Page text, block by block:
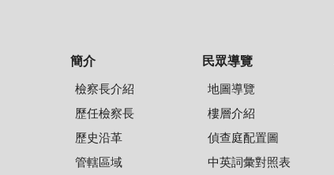
簡介
檢察長介紹
歷任檢察長
歷史沿革
管轄區域
民眾導覽
地圖導覽
樓層介紹
偵查庭配置圖
中英詞彙對照表